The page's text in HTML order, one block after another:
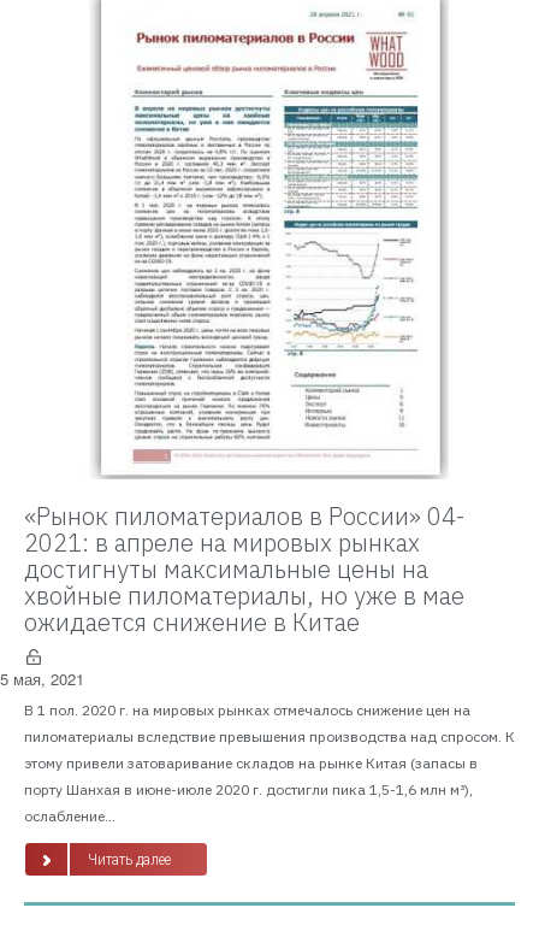
«Рынок пиломатериалов в России» 04-
2021: в апреле на мировых рынках
достигнуты максимальные цены на
хвойные пиломатериалы, но уже в мае
ожидается снижение в Китае
5 мая, 2021
В 1 пол. 2020 г. на мировых рынках отмечалось снижение цен на
пиломатериалы вследствие превышения производства над спросом. К
этому привели затоваривание складов на рынке Китая (запасы в
порту Шанхая в июне-июле 2020 г. достигли пика 1,5-1,6 млн м³),
ослабление...
Читать далее